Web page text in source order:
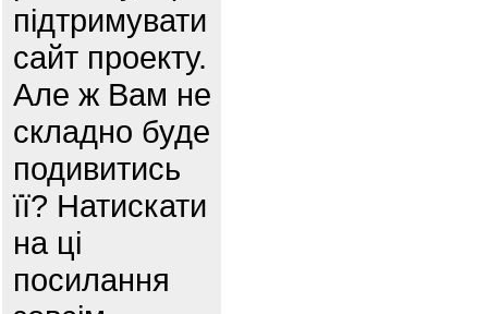
підтримувати
сайт проекту.
Але ж Вам не
складно буде
подивитись
її? Натискати
на ці
посилання